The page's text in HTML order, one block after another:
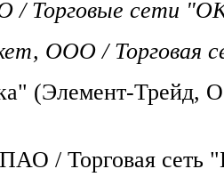
Торговые сети
ООО / Торговая
(Элемент-Трейд,
/ Торговая сеть